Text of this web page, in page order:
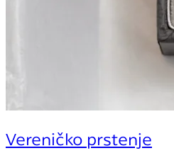
Vereničko prstenje